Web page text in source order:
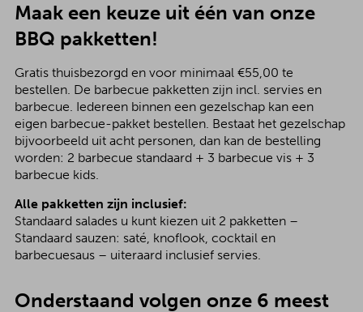
Maak een keuze uit één van onze
BBQ pakketten!
Gratis thuisbezorgd en voor minimaal €55,00 te
bestellen. De barbecue pakketten zijn incl. servies en
barbecue. Iedereen binnen een gezelschap kan een
eigen barbecue-pakket bestellen. Bestaat het gezelschap
bijvoorbeeld uit acht personen, dan kan de bestelling
worden: 2 barbecue standaard + 3 barbecue vis + 3
barbecue kids.
Alle pakketten zijn inclusief:
Standaard salades u kunt kiezen uit 2 pakketten –
Standaard sauzen: saté, knoflook, cocktail en
barbecuesaus – uiteraard inclusief servies.
Onderstaand volgen onze 6 meest